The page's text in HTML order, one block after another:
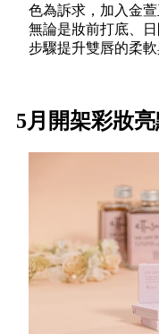
色為訴求，加入金
無論是妝前打底、
步驟提升雙唇的柔軟
5月開架彩妝